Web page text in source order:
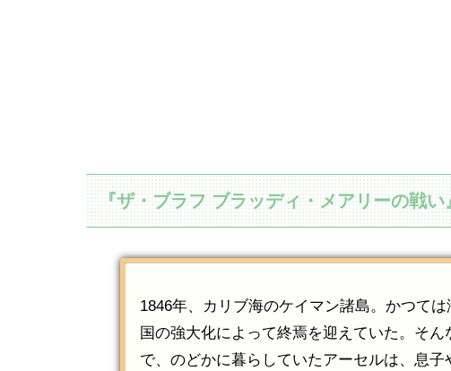
『ザ・ブラフ ブラッディ・メアリーの戦
1846年、カリブ海のケイマン諸島。かつて
国の強大化によって終焉を迎えていた。そ
で、のどかに暮らしていたアーセルは、息